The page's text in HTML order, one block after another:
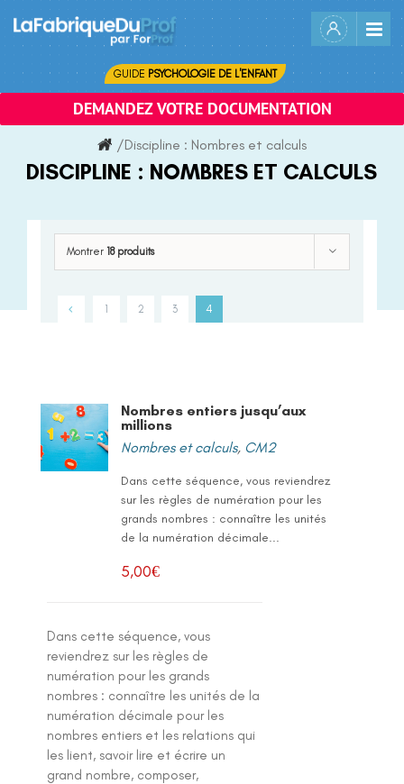
content
GUIDE PSYCHOLOGIE DE L'ENFANT
DEMANDEZ VOTRE DOCUMENTATION
/Discipline : Nombres et calculs
DISCIPLINE : NOMBRES ET CALCULS
Montrer 18 produits
1 2 3 4
Nombres entiers jusqu’aux
millions
Nombres et calculs, CM2
Dans cette séquence, vous reviendrez
sur les règles de numération pour les
grands nombres : connaître les unités
de la numération décimale...
5,00€
Dans cette séquence, vous
reviendrez sur les règles de
numération pour les grands
nombres : connaître les unités de la
numération décimale pour les
nombres entiers et les relations qui
les lient, savoir lire et écrire un
grand nombre, composer,